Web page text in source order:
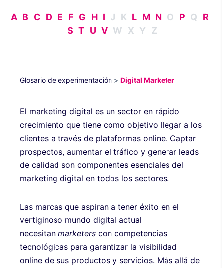
A B C D E F G H I J K L M N O P Q
R
S T U V W X Y Z
Glosario de experimentación > Digital Marketer
El marketing digital es un sector en rápido
crecimiento que tiene como objetivo llegar a los
clientes a través de plataformas online. Captar
prospectos, aumentar el tráfico y generar leads
de calidad son componentes esenciales del
marketing digital en todos los sectores.
Las marcas que aspiran a tener éxito en el
vertiginoso mundo digital actual
necesitan marketers con competencias
tecnológicas para garantizar la visibilidad
online de sus productos y servicios. Más allá de